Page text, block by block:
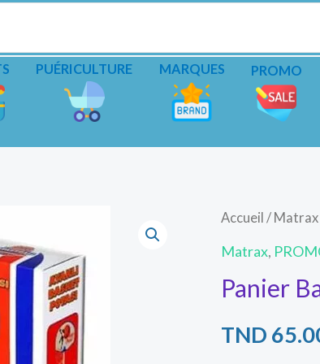
PUÉRICULTURE MARQUES PROMO
Accueil / Matrax
Matrax,
Panier
TND